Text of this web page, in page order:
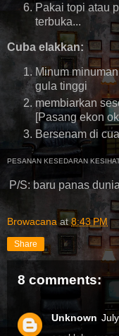
Pakai topi atau
terbuka...
Cuba elakkan:
Minum
gula tinggi
membiarkan
[Pasang ekon
Bersenam di
PESANAN KESEDARAN
P/S: baru panas
Browacana at8:43 PM
Share
8 comments:
Unknown